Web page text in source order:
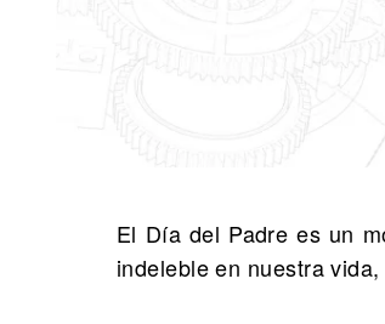
El Día del Padre es un
indeleble en nuestra